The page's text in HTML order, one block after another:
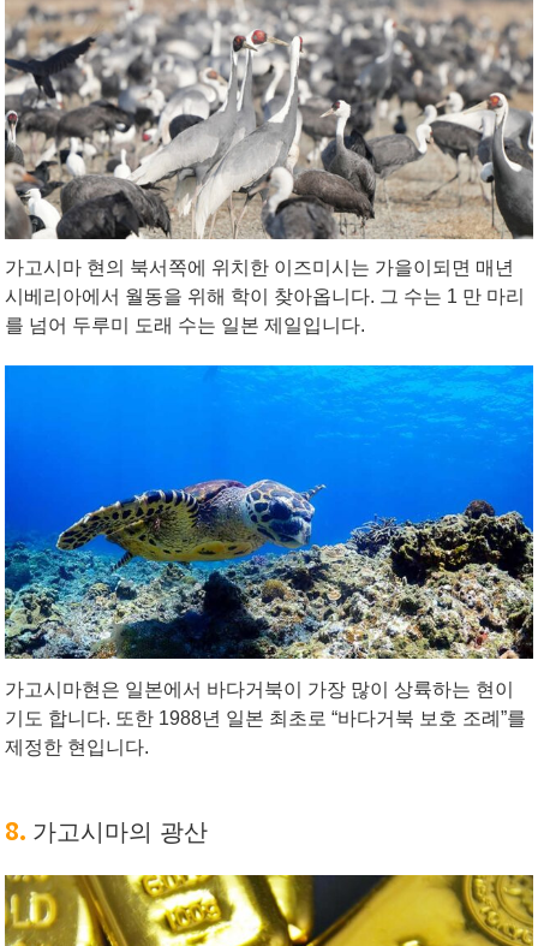
가고시마 현의 북서쪽에 위치한 이즈미시는 가을이되면 매년
시베리아에서 월동을 위해 학이 찾아옵니다. 그 수는 1 만 마리
를 넘어 두루미 도래 수는 일본 제일입니다.
가고시마현은 일본에서 바다거북이 가장 많이 상륙하는 현이
기도 합니다. 또한 1988년 일본 최초로 “바다거북 보호 조례”를
제정한 현입니다.
8. 가고시마의 광산